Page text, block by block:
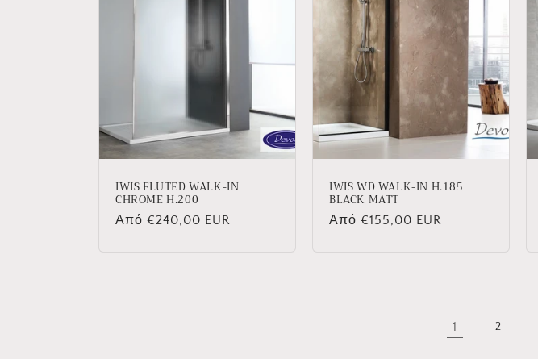
IWIS FLUTED WALK-IN
CHROME H.200
Κανονική
Από €240,00 EUR
IWIS WD WALK-IN H.185
BLACK MATT
Κανονική
Από €155,00 EUR
1 2